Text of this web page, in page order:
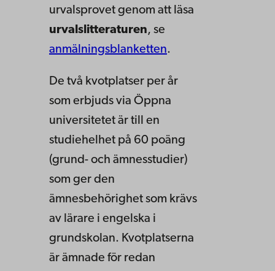
urvalsprovet genom att läsa
urvalslitteraturen, se
anmälningsblanketten.
De två kvotplatser per år
som erbjuds via Öppna
universitetet är till en
studiehelhet på 60 poäng
(grund- och ämnesstudier)
som ger den
ämnesbehörighet som krävs
av lärare i engelska i
grundskolan. Kvotplatserna
är ämnade för redan